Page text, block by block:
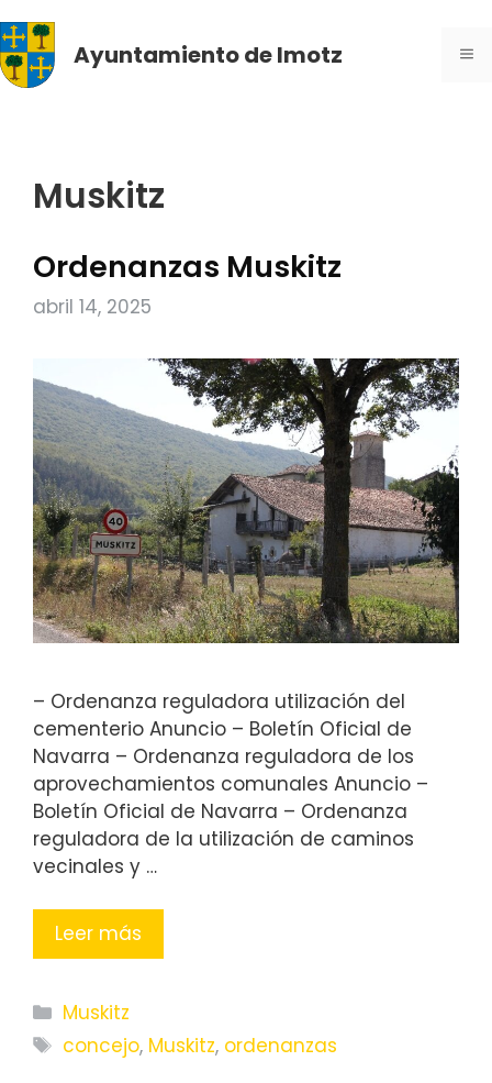
al
contenidoAyuntamiento de Imotz
Muskitz
Ordenanzas Muskitz
abril 14, 2025
– Ordenanza reguladora utilización del
cementerio Anuncio – Boletín Oficial de
Navarra – Ordenanza reguladora de los
aprovechamientos comunales Anuncio –
Boletín Oficial de Navarra – Ordenanza
reguladora de la utilización de caminos
vecinales y …
Leer más
Categorías
Muskitz
Etiquetas
concejo, Muskitz, ordenanzas